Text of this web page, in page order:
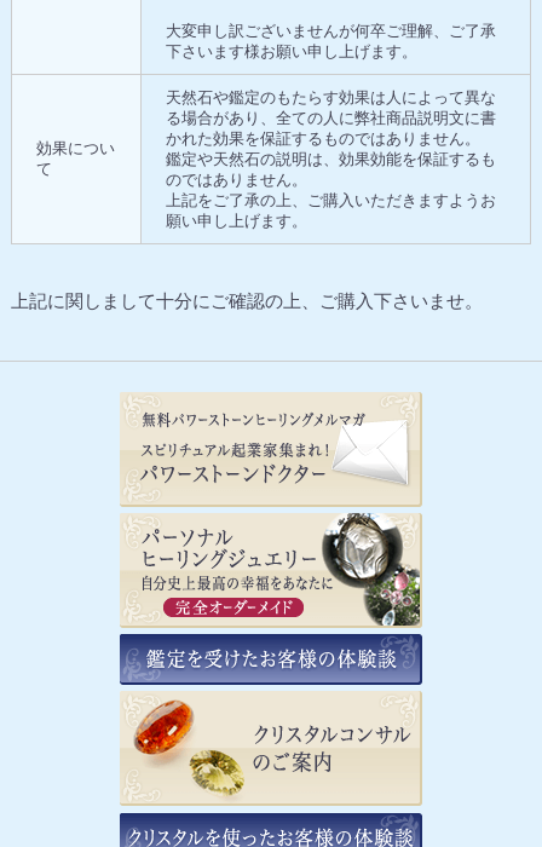
大変申し訳ございませんが何卒ご理解、ご了承
下さいます様お願い申し上げます。
効果につい
て
天然石や鑑定のもたらす効果は人によって異な
る場合があり、全ての人に弊社商品説明文に書
かれた効果を保証するものではありません。
鑑定や天然石の説明は、効果効能を保証するも
のではありません。
上記をご了承の上、ご購入いただきますようお
願い申し上げます。
上記に関しまして十分にご確認の上、ご購入下さいませ。